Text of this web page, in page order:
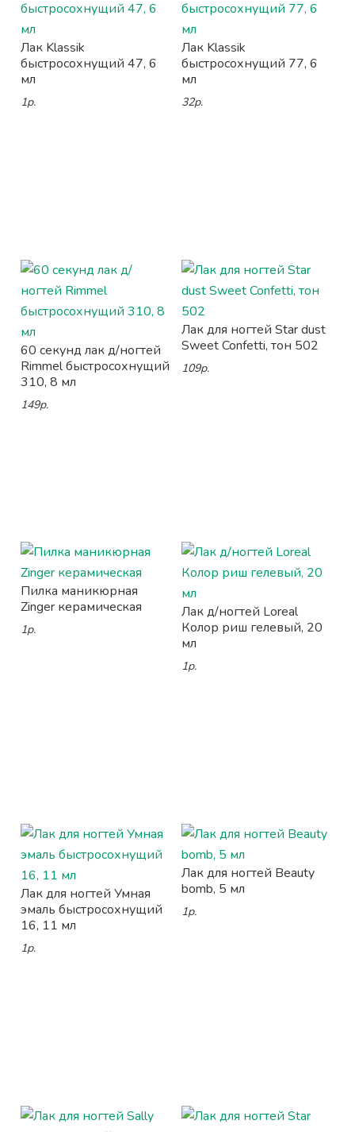
Лак Klassik
быстросохнущий 47, 6
мл
1р.
Лак Klassik
быстросохнущий 77, 6
мл
32р.
60 секунд лак д/ногтей
Rimmel быстросохнущий
310, 8 мл
149р.
Лак для ногтей Star dust
Sweet Confetti, тон 502
109р.
Пилка маникюрная
Zinger керамическая
1р.
Лак д/ногтей Loreal
Колор риш гелевый, 20
мл
1р.
Лак для ногтей Умная
эмаль быстросохнущий
16, 11 мл
1р.
Лак для ногтей Beauty
bomb, 5 мл
1р.